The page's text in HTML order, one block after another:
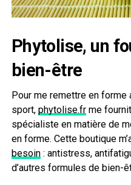
Phytolise, un
bien-être
Pour me remettre en
sport, phytolise.frme fournit
spécialiste en matière de
en forme. Cette boutique
besoin: antistress,
d’autres formules de bien-